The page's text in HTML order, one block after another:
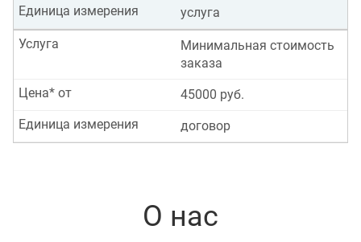
услуга
Единица измерения
Минимальная стоимость
заказа
Услуга
45000 руб.
Цена* от
договор
Единица измерения
О нас